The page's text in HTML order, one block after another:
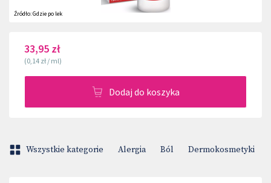
Źródło:Gdzie po lek
33,95 zł
(0,14 zł / ml)
Dodaj do koszyka
Wszystkie kategorie Alergia Ból Dermokosmetyki